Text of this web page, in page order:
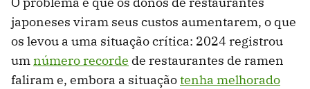
japoneses viram seus custos aumentarem, o que
os levou a uma situação crítica: 2024 registrou
umnúmero recorde de restaurantes de ramen
faliram e, embora a situaçãotenha melhorado